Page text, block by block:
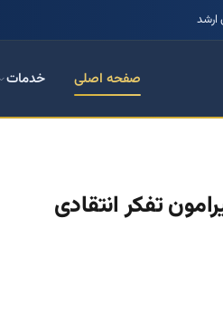
ارشد
صفحه اصلی خدمات
تفکر انتقادی